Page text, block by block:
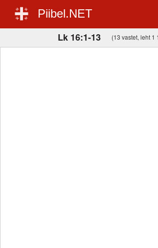
Piibel.NET
Lk 16:1-13 (13 vastet, leht 1